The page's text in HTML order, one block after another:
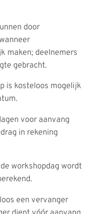
door
maken; deelnemers
gebracht.
is kosteloos mogelijk
voor aanvang
in rekening
workshopdag wordt
een vervanger